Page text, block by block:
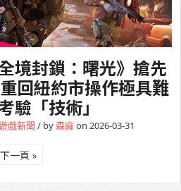
境封鎖：曙光》搶先
回紐約市操作極具難
驗「技術」
戲新聞 / by森麻on 2026-03-31
下一頁 »